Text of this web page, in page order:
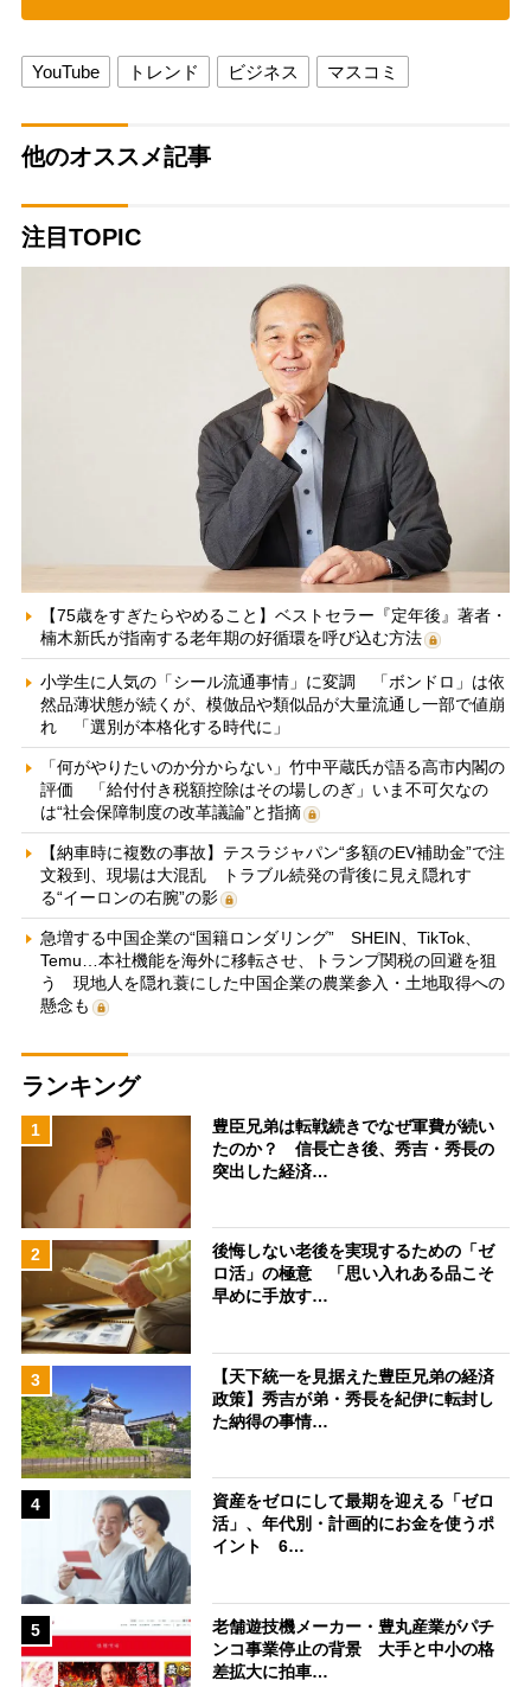
YouTube トレンド ビジネス マスコミ
他のオススメ記事
注目TOPIC
【75歳をすぎたらやめること】ベストセラー『定年後』著者・
楠木新氏が指南する老年期の好循環を呼び込む方法
小学生に人気の「シール流通事情」に変調 「ボンドロ」は依
然品薄状態が続くが、模倣品や類似品が大量流通し一部で値崩
れ 「選別が本格化する時代に」
「何がやりたいのか分からない」竹中平蔵氏が語る高市内閣の
評価 「給付付き税額控除はその場しのぎ」いま不可欠なの
は“社会保障制度の改革議論”と指摘
【納車時に複数の事故】テスラジャパン“多額のEV補助金”で注
文殺到、現場は大混乱 トラブル続発の背後に見え隠れす
る“イーロンの右腕”の影
急増する中国企業の“国籍ロンダリング” SHEIN、TikTok、
Temu…本社機能を海外に移転させ、トランプ関税の回避を狙
う 現地人を隠れ蓑にした中国企業の農業参入・土地取得への
懸念も
ランキング
1
豊臣兄弟は転戦続きでなぜ軍費が続い
たのか？ 信長亡き後、秀吉・秀長の
突出した経済…
2
後悔しない老後を実現するための「ゼ
ロ活」の極意 「思い入れある品こそ
早めに手放す…
3
【天下統一を見据えた豊臣兄弟の経済
政策】秀吉が弟・秀長を紀伊に転封し
た納得の事情…
4
資産をゼロにして最期を迎える「ゼロ
活」、年代別・計画的にお金を使うポ
イント 6…
5
老舗遊技機メーカー・豊丸産業がパチ
ンコ事業停止の背景 大手と中小の格
差拡大に拍車…